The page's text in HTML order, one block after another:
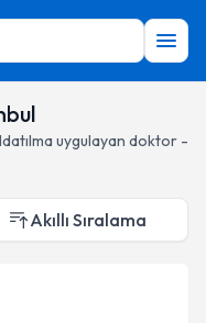
uygulayan doktor -
Akıllı Sıralama